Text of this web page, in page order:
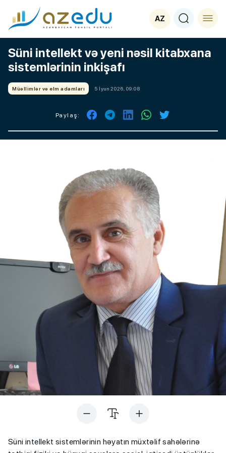
AZ
Süni intellekt və yeni nəsil kitabxana
sistemlərinin inkişafı
Müəllimlər və elm adamları 5 İyun 2026, 09:08
Paylaş:
Süni intellekt sistemlərinin həyatın müxtəlif sahələrinə